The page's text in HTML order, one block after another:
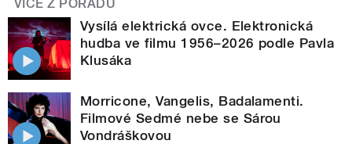
VÍCE Z POŘADU
Vysílá elektrická ovce. Elektronická
hudba ve filmu 1956–2026 podle Pavla
Klusáka
Morricone, Vangelis, Badalamenti.
Filmové Sedmé nebe se Sárou
Vondráškovou